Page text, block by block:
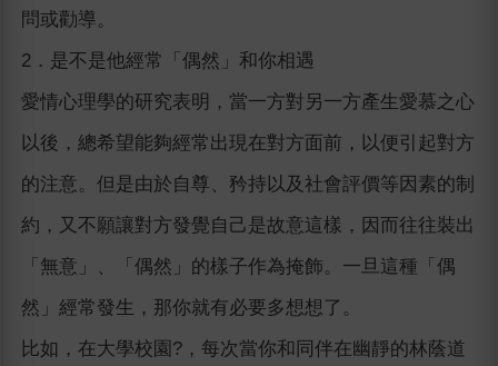
問或勸導。
2．是不是他經常「偶然」和你相遇
愛情心理學的研究表明，當一方對另一方產生愛慕之心
以後，總希望能夠經常出現在對方面前，以便引起對方
的注意。但是由於自尊、矜持以及社會評價等因素的制
約，又不願讓對方發覺自己是故意這樣，因而往往裝出
「無意」、「偶然」的樣子作為掩飾。一旦這種「偶
然」經常發生，那你就有必要多想想了。
比如，在大學校園?，每次當你和同伴在幽靜的林蔭道